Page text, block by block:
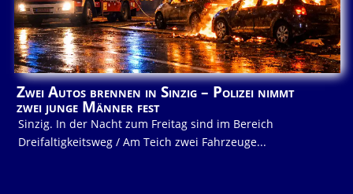
Zwei Autos brennen in Sinzig – Polizei nimmt
zwei junge Männer fest
Sinzig. In der Nacht zum Freitag sind im Bereich
Dreifaltigkeitsweg / Am Teich zwei Fahrzeuge...